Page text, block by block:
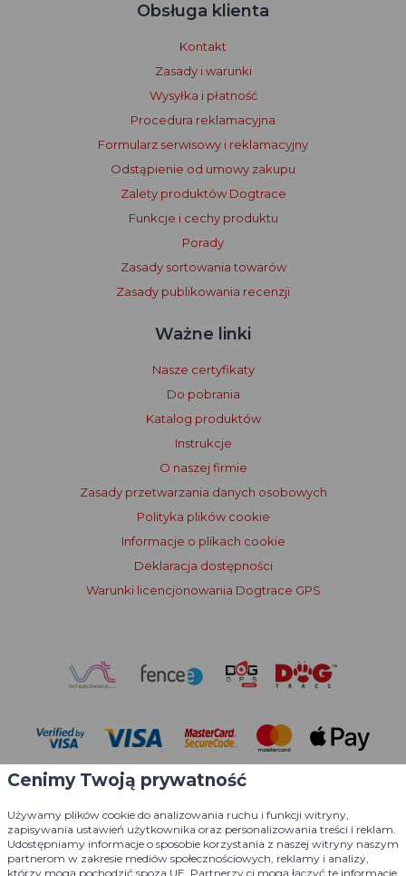
Obsługa klienta
Kontakt
Zasady i warunki
Wysyłka i płatność
Procedura reklamacyjna
Formularz serwisowy i reklamacyjny
Odstąpienie od umowy zakupu
Zalety produktów Dogtrace
Funkcje i cechy produktu
Porady
Zasady sortowania towarów
Zasady publikowania recenzji
Ważne linki
Nasze certyfikaty
Do pobrania
Katalog produktów
Instrukcje
O naszej firmie
Zasady przetwarzania danych osobowych
Polityka plików cookie
Informacje o plikach cookie
Deklaracja dostępności
Warunki licencjonowania Dogtrace GPS
© 2004 - 2026 VNT electronics s.r.o., wszelkie prawa zastrzeżone
Cenimy Twoją prywatność
Używamy plików cookie do analizowania ruchu i funkcji witryny,
zapisywania ustawień użytkownika oraz personalizowania treści i reklam.
Udostępniamy informacje o sposobie korzystania z naszej witryny naszym
partnerom w zakresie mediów społecznościowych, reklamy i analizy,
którzy mogą pochodzić spoza UE. Partnerzy ci mogą łączyć te informacje